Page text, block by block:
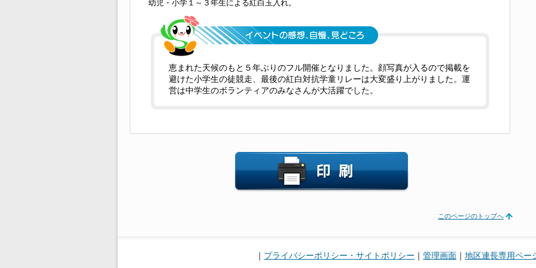
幼児・小学１～３年生による紅白玉入れ。
恵まれた天候のもと５年ぶりのフル開催となりました。顔写真が入るので掲載を
避けた小学生の徒競走、最後の紅白対抗学童リレーは大変盛り上がりました。運
営は中学生のボランティアのみなさんが大活躍でした。
このページのトップへ
｜ プライバシーポリシー・サイトポリシー ｜ 管理画面 ｜ 地区連長専用ペー